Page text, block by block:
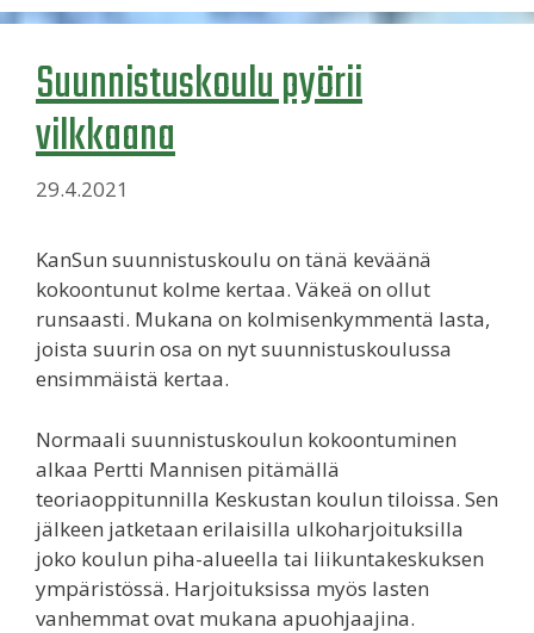
Suunnistuskoulu pyörii
vilkkaana
29.4.2021
KanSun suunnistuskoulu on tänä keväänä
kokoontunut kolme kertaa. Väkeä on ollut
runsaasti. Mukana on kolmisenkymmentä lasta,
joista suurin osa on nyt suunnistuskoulussa
ensimmäistä kertaa.
Normaali suunnistuskoulun kokoontuminen
alkaa Pertti Mannisen pitämällä
teoriaoppitunnilla Keskustan koulun tiloissa. Sen
jälkeen jatketaan erilaisilla ulkoharjoituksilla
joko koulun piha-alueella tai liikuntakeskuksen
ympäristössä. Harjoituksissa myös lasten
vanhemmat ovat mukana apuohjaajina.